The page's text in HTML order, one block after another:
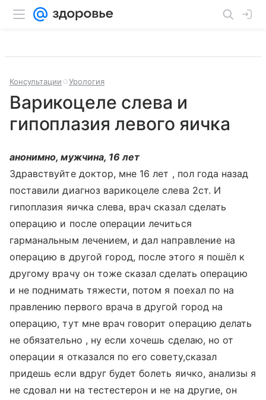
Консультации Урология
Варикоцеле слева и
гипоплазия левого яичка
анонимно, мужчина, 16 лет
Здравствуйте доктор, мне 16 лет , пол года назад
поставили диагноз варикоцеле слева 2ст. И
гипоплазия яичка слева, врач сказал сделать
операцию и после операции лечиться
гарманальным лечением, и дал направление на
операцию в другой город, после этого я пошёл к
другому врачу он тоже сказал сделать операцию
и не поднимать тяжести, потом я поехал по на
правлению первого врача в другой город на
операцию, тут мне врач говорит операцию делать
не обязательно , ну если хочешь сделаю, но от
операции я отказался по его совету,сказал
придешь если вдруг будет болеть яичко, анализы я
не сдовал ни на тестестерон и не на другие, он